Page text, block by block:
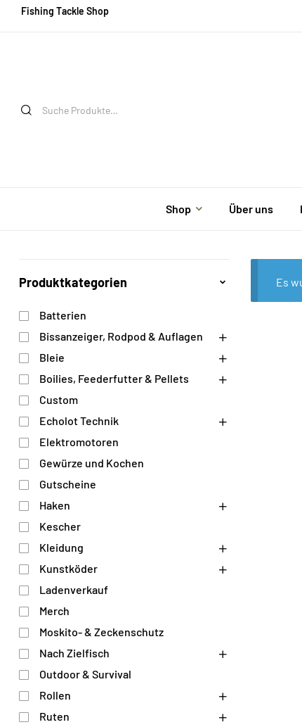
Fishing Tackle Shop
Shop Über uns
Es
Produktkategorien
Batterien
Bissanzeiger, Rodpod & Auflagen
Bleie
Boilies, Feederfutter & Pellets
Custom
Echolot Technik
Elektromotoren
Gewürze und Kochen
Gutscheine
Haken
Kescher
Kleidung
Kunstköder
Ladenverkauf
Merch
Moskito- & Zeckenschutz
Nach Zielfisch
Outdoor & Survival
Rollen
Ruten